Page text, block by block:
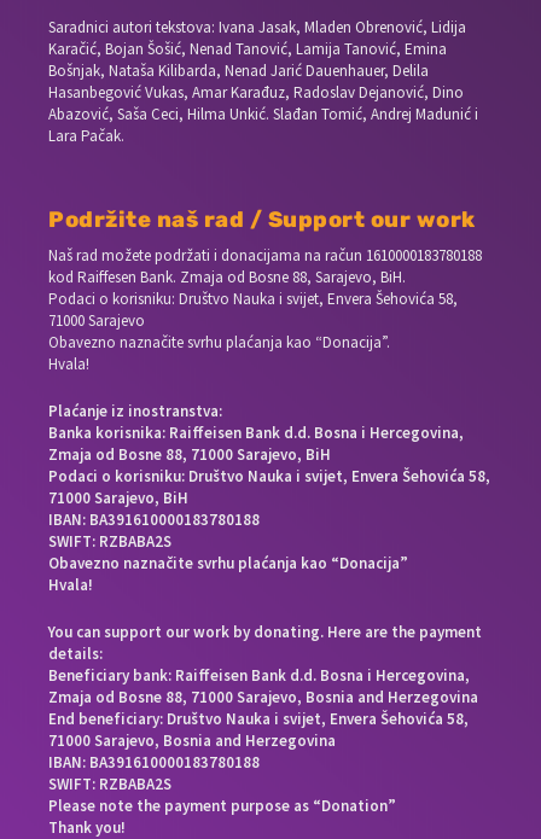
Saradnici autori tekstova: Ivana Jasak, Mladen Obrenović, Lidija
Karačić, Bojan Šošić, Nenad Tanović, Lamija Tanović, Emina
Bošnjak, Nataša Kilibarda, Nenad Jarić Dauenhauer, Delila
Hasanbegović Vukas, Amar Karađuz, Radoslav Dejanović, Dino
Abazović, Saša Ceci, Hilma Unkić. Slađan Tomić, Andrej Madunić i
Lara Pačak.
Podržite naš rad / Support our work
Naš rad možete podržati i donacijama na račun 1610000183780188
kod Raiffesen Bank. Zmaja od Bosne 88, Sarajevo, BiH.
Podaci o korisniku: Društvo Nauka i svijet, Envera Šehovića 58,
71000 Sarajevo
Obavezno naznačite svrhu plaćanja kao “Donacija”.
Hvala!
Plaćanje iz inostranstva:
Banka korisnika: Raiffeisen Bank d.d. Bosna i Hercegovina,
Zmaja od Bosne 88, 71000 Sarajevo, BiH
Podaci o korisniku: Društvo Nauka i svijet, Envera Šehovića 58,
71000 Sarajevo, BiH
IBAN: BA391610000183780188
SWIFT: RZBABA2S
Obavezno naznačite svrhu plaćanja kao “Donacija”
Hvala!
You can support our work by donating. Here are the payment
details:
Beneficiary bank: Raiffeisen Bank d.d. Bosna i Hercegovina,
Zmaja od Bosne 88, 71000 Sarajevo, Bosnia and Herzegovina
End beneficiary: Društvo Nauka i svijet, Envera Šehovića 58,
71000 Sarajevo, Bosnia and Herzegovina
IBAN: BA391610000183780188
SWIFT: RZBABA2S
Please note the payment purpose as “Donation”
Thank you!